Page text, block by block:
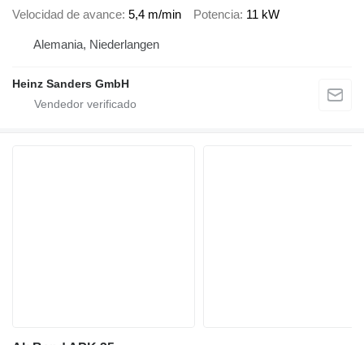
Velocidad de avance 5,4 m/min Potencia 11 kW
Alemania, Niederlangen
Heinz Sanders GmbH